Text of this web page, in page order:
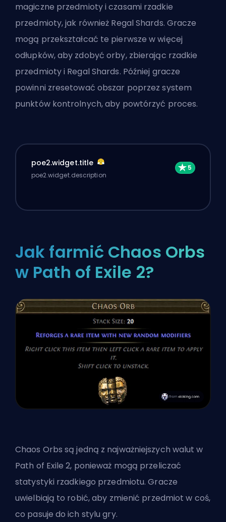
magiczne przedmioty i czasami rzadkie
przedmioty, jak również Regal Shards. Gracze
mogą przekształcać te pierwsze w więcej
odłupków, aby zdobyć orby, zbierając rzadkie
przedmioty i Regal Shards. Później gracze
powinni zresetować obszar poprzez system
punktów kontrolnych, aby powtórzyć proces.
poe2.widget.title
poe2.widget.description
Jak farmić Chaos Orbs
w Path of Exile 2?
Chaos Orbs są jedną z najważniejszych walut w
Path of Exile 2, ponieważ mogą przeliczać
statystyki rzadkiego przedmiotu. Gracze
uwielbiają to robić, aby zmienić przedmiot w coś,
co pasuje do ich stylu gry.